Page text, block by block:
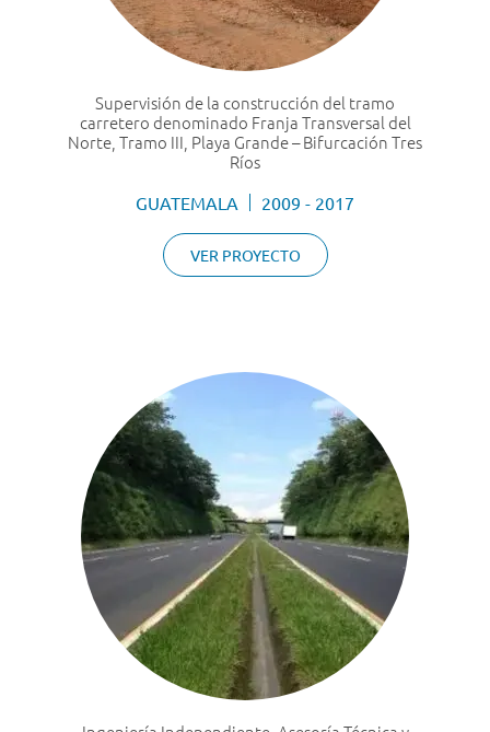
Supervisión de la construcción del tramo
carretero denominado Franja Transversal del
Norte, Tramo III, Playa Grande – Bifurcación Tres
Ríos
GUATEMALA 2009 - 2017
VER PROYECTO